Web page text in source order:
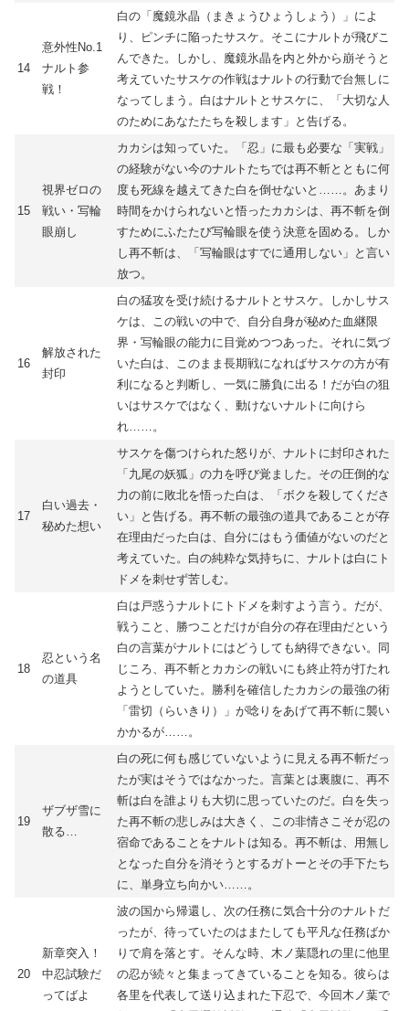
14
意外性No.1
ナルト参
戦！
白の「魔鏡氷晶（まきょうひょうしょう）」によ
り、ピンチに陥ったサスケ。そこにナルトが飛びこ
んできた。しかし、魔鏡氷晶を内と外から崩そうと
考えていたサスケの作戦はナルトの行動で台無しに
なってしまう。白はナルトとサスケに、「大切な人
のためにあなたたちを殺します」と告げる。
15
視界ゼロの
戦い・写輪
眼崩し
カカシは知っていた。「忍」に最も必要な「実戦」
の経験がない今のナルトたちでは再不斬とともに何
度も死線を越えてきた白を倒せないと……。あまり
時間をかけられないと悟ったカカシは、再不斬を倒
すためにふたたび写輪眼を使う決意を固める。しか
し再不斬は、「写輪眼はすでに通用しない」と言い
放つ。
16
解放された
封印
白の猛攻を受け続けるナルトとサスケ。しかしサス
ケは、この戦いの中で、自分自身が秘めた血継限
界・写輪眼の能力に目覚めつつあった。それに気づ
いた白は、このまま長期戦になればサスケの方が有
利になると判断し、一気に勝負に出る！だが白の狙
いはサスケではなく、動けないナルトに向けら
れ……。
17
白い過去・
秘めた想い
サスケを傷つけられた怒りが、ナルトに封印された
「九尾の妖狐」の力を呼び覚ました。その圧倒的な
力の前に敗北を悟った白は、「ボクを殺してくださ
い」と告げる。再不斬の最強の道具であることが存
在理由だった白は、自分にはもう価値がないのだと
考えていた。白の純粋な気持ちに、ナルトは白にト
ドメを刺せず苦しむ。
18
忍という名
の道具
白は戸惑うナルトにトドメを刺すよう言う。だが、
戦うこと、勝つことだけが自分の存在理由だという
白の言葉がナルトにはどうしても納得できない。同
じころ、再不斬とカカシの戦いにも終止符が打たれ
ようとしていた。勝利を確信したカカシの最強の術
「雷切（らいきり）」が唸りをあげて再不斬に襲い
かかるが……。
19
ザブザ雪に
散る…
白の死に何も感じていないように見える再不斬だっ
たが実はそうではなかった。言葉とは裏腹に、再不
斬は白を誰よりも大切に思っていたのだ。白を失っ
た再不斬の悲しみは大きく、この非情さこそが忍の
宿命であることをナルトは知る。再不斬は、用無し
となった自分を消そうとするガトーとその手下たち
に、単身立ち向かい……。
20
新章突入！
中忍試験だ
ってばよ
波の国から帰還し、次の任務に気合十分のナルトだ
ったが、待っていたのはまたしても平凡な任務ばか
りで肩を落とす。そんな時、木ノ葉隠れの里に他里
の忍が続々と集まってきていることを知る。彼らは
各里を代表して送り込まれた下忍で、今回木ノ葉で